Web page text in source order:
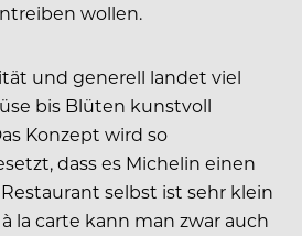
wollen.
und generell landet viel
bis Blüten kunstvoll
Konzept wird so
dass es Michelin einen
selbst ist sehr klein
la carte kann man zwar auch